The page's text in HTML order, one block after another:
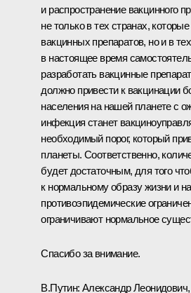
и распространение вакцинного
не только в тех странах,
вакцинных препаратов, но и в
в настоящее время
разработать вакцинные
должно привести к вакцинации
населения на нашей планете с
инфекция станет
необходимый порог, который
планеты. Соответственно,
будет достаточным, для того
к нормальному образу жизни и
противоэпидемические
ограничивают нормальное
Спасибо за внимание.
В.Путин: Александр